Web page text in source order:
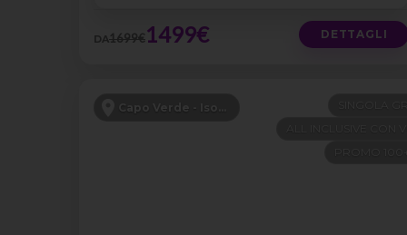
DA1699€1499€ DETTAGLI
Capo Verde - Isola di Sal